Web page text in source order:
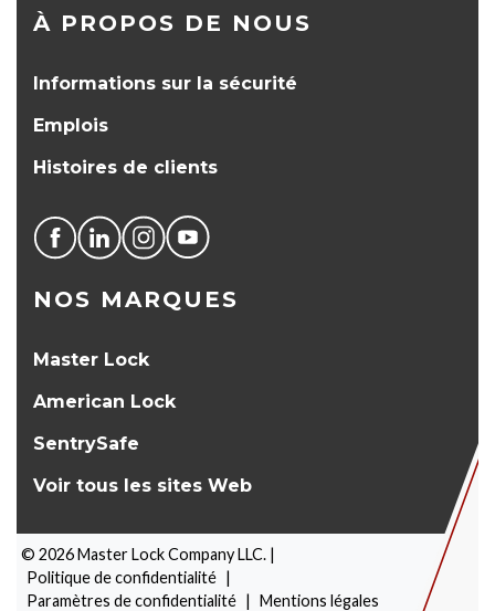
À PROPOS DE NOUS
Informations sur la sécurité
Emplois
Histoires de clients
NOS MARQUES
Master Lock
American Lock
SentrySafe
Voir tous les sites Web
© 2026Master Lock Company LLC. |
Politique de confidentialité |
Paramètres de confidentialité | Mentions légales